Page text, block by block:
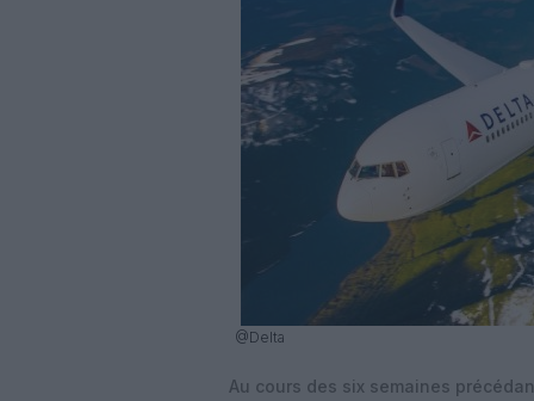
@Delta
Au cours des six semaines